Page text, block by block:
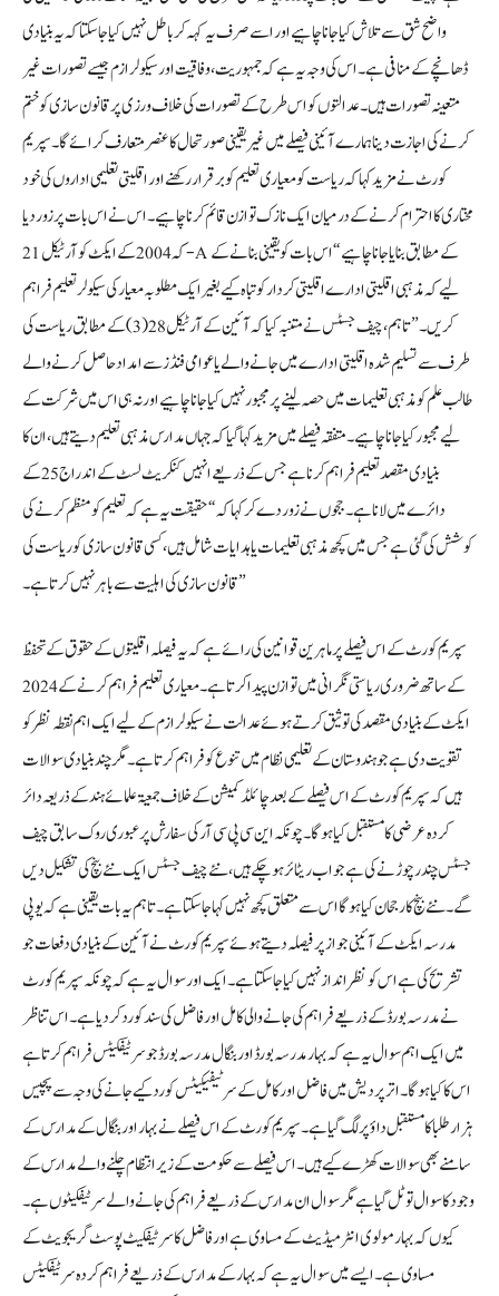
واضح شق سے تلاش کیا جانا چاہیے اور اسے صرف یہ کہہ کر باطل نہیں کیا جا سکتا کہ یہ بنیادی
ڈھانچے کے منافی ہے۔ اس کی وجہ یہ ہے کہ جمہوریت، وفاقیت اور سیکولرازم جیسے تصورات غیر
متعینہ تصورات ہیں۔ عدالتوں کو اس طرح کے تصورات کی خلاف ورزی پر قانون سازی کو ختم
کرنے کی اجازت دینا ہمارے آئینی فیصلے میں غیر یقینی صورتحال کا عنصر متعارف کرائے گا۔ سپریم
کورٹ نے مزید کہا کہ ریاست کو معیاری تعلیم کو برقرار رکھنے اور اقلیتی تعلیمی اداروں کی خود
مختاری کا احترام کرنے کے درمیان ایک نازک توازن قائم کرنا چاہیے۔ اس نے اس بات پر زور دیا
کہ 2004 کے ایکٹ کو آرٹیکل 21-A کے مطابق بنایا جانا چاہیے “اس بات کو یقینی بنانے کے
لیے کہ مذہبی اقلیتی ادارے اقلیتی کردار کو تباہ کیے بغیر ایک مطلوبہ معیار کی سیکولر تعلیم فراہم
کریں۔” تاہم، چیف جسٹس نے متنبہ کیا کہ آئین کے آرٹیکل 28(3) کے مطابق ریاست کی
طرف سے تسلیم شدہ اقلیتی ادارے میں جانے والے یا عوامی فنڈز سے امداد حاصل کرنے والے
طالب علم کو مذہبی تعلیمات میں حصہ لینے پر مجبور نہیں کیا جانا چاہیے اور نہ ہی اس میں شرکت کے
لیے مجبور کیا جانا چاہیے۔ متفقہ فیصلے میں مزید کہا گیا کہ جہاں مدارس مذہبی تعلیم دیتے ہیں، ان کا
بنیادی مقصد تعلیم فراہم کرنا ہے جس کے ذریعے انہیں کنکریٹ لسٹ کے اندراج 25 کے
دائرے میں لانا ہے۔ ججوں نے زور دے کر کہا کہ “حقیقت یہ ہے کہ تعلیم کو منظم کرنے کی
کوشش کی گئی ہے جس میں کچھ مذہبی تعلیمات یا ہدایات شامل ہیں، کسی قانون سازی کو ریاست کی
قانون سازی کی اہلیت سے باہر نہیں کرتا ہے۔”
سپریم کورٹ کے اس فیصلے پر ماہرین قوانین کی رائے ہے کہ یہ فیصلہ اقلیتوں کے حقوق کے تحفظ
کے ساتھ ضروری ریاستی نگرانی میں توازن پیدا کرتا ہے۔ معیاری تعلیم فراہم کرنے کے 2024
ایکٹ کے بنیادی مقصد کی توثیق کرتے ہوئے عدالت نے سیکولرازم کے لیے ایک اہم نقطہ نظر کو
تقویت دی ہے جو ہندوستان کے تعلیمی نظام میں تنوع کو فراہم کرتا ہے۔ مگر چند بنیادی سوالات
ہیں کہ سپریم کورٹ کے اس فیصلے کے بعد چائلڈ کمیشن کے خلاف جمعیۃ علمائے ہند کے ذریعہ دائر
کردہ عرضی کا مستقبل کیا ہوگا۔ چونکہ این سی پی سی آر کی سفارش پر عبوری روک سابق چیف
جسٹس چندر چوڑ نے کی ہے جو اب ریٹائر ہو چکے ہیں، نئے چیف جسٹس ایک نئے بنچ کی تشکیل دیں
گے۔ نئے بنچ کا رجحان کیا ہوگا اس سے متعلق کچھ نہیں کہا جا سکتا ہے۔ تاہم یہ بات یقینی ہے کہ یو پی
مدرسہ ایکٹ کے آئینی جواز پر فیصلہ دیتے ہوئے سپریم کورٹ نے آئین کے بنیادی دفعات جو
تشریح کی ہے اس کو نظر انداز نہیں کیا جا سکتا ہے۔ ایک اور سوال یہ ہے کہ چونکہ سپریم کورٹ
نے مدرسہ بورڈ کے ذریعے فراہم کی جانے والی کامل اور فاضل کی سند کو رد کر دیا ہے۔ اس تناظر
میں ایک اہم سوال یہ ہے کہ بہار مدرسہ بورڈ اور بنگال مدرسہ بورڈ جو سرٹیفکیٹس فراہم کرتا ہے
اس کا کیا ہوگا۔ اترپردیش میں فاضل اور کامل کے سرٹیفیکیٹس کو رد کیے جانے کی وجہ سے پچیس
ہزار طلبا کا مستقبل داؤ پر لگ گیا ہے۔ سپریم کورٹ کے اس فیصلے نے بہار اور بنگال کے مدارس کے
سامنے بھی سوالات کھڑے کیے ہیں۔ اس فیصلے سے حکومت کے زیر انتظام چلنے والے مدارس کے
وجود کا سوال تو ٹل گیا ہے مگر سوال ان مدارس کے ذریعے فراہم کی جانے والے سرٹیفکیٹوں ہے۔
کیوں کہ بہار مولوی انٹرمیڈیٹ کے مساوی ہے اور فاضل کا سرٹیفکیٹ پوسٹ گریجویٹ کے
مساوی ہے۔ ایسے میں سوال یہ ہے کہ بہار کے مدارس کے ذریعے فراہم کردہ سرٹیفکیٹس